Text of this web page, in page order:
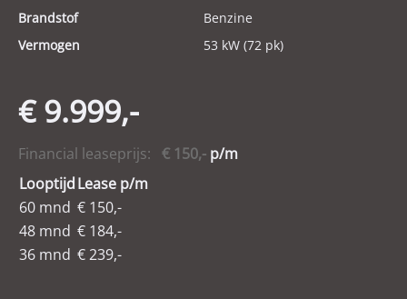
Brandstof
Benzine
Vermogen
53 kW (72 pk)
€ 9.999,-
Financial leaseprijs: € 150,- p/m
LooptijdLease p/m
60 mnd € 150,-
48 mnd € 184,-
36 mnd € 239,-